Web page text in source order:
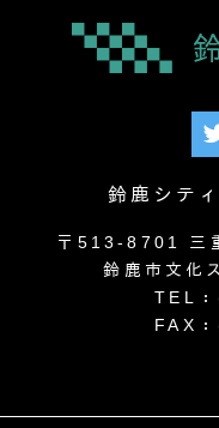
鈴鹿シテ
〒513-8701 三
鈴鹿市文化
TEL
FAX